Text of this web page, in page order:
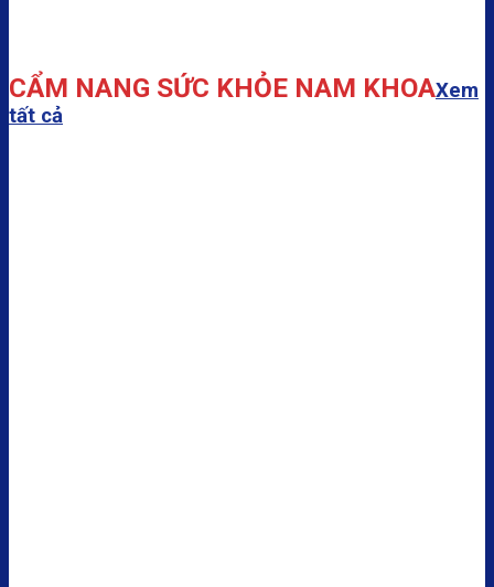
CẨM NANG SỨC KHỎE NAM KHOAXem
tất cả